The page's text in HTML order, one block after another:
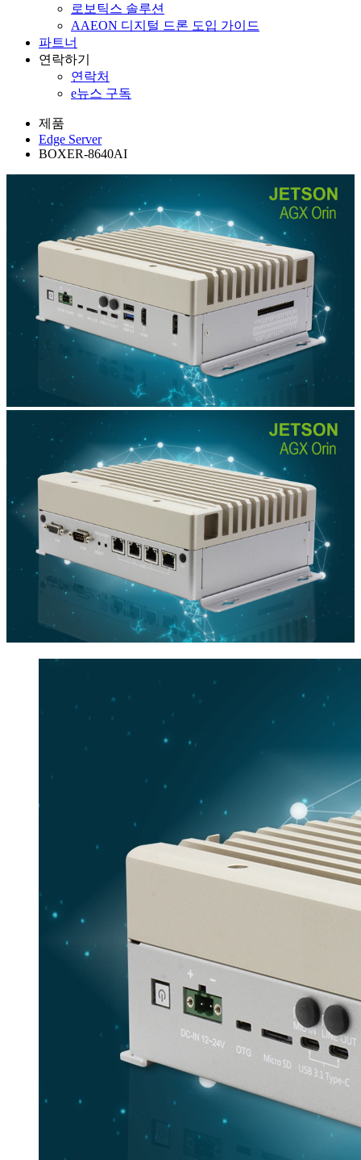
로보틱스 솔루션
AAEON 디지털 드론 도입 가이드
파트너
연락하기
연락처
e뉴스 구독
제품
Edge Server
BOXER-8640AI